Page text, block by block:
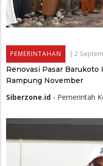
PEMERINTAHAN | 2
Renovasi Pasar Barukoto
Rampung November
Siberzone.id - Pemerintah